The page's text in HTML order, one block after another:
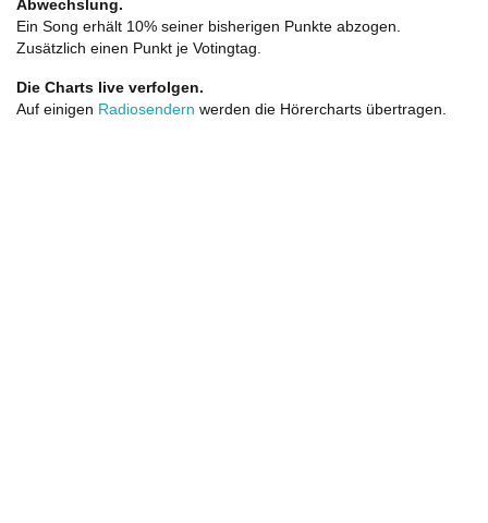
Abwechslung.
Ein Song erhält 10% seiner bisherigen Punkte abzogen.
Zusätzlich einen Punkt je Votingtag.
Die Charts live verfolgen.
Auf einigen Radiosendern werden die Hörercharts übertragen.